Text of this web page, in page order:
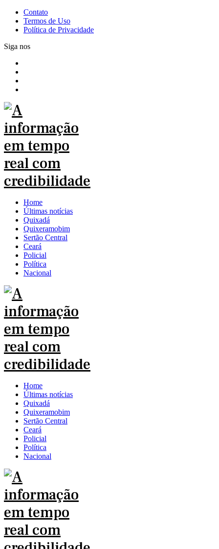
Contato
Termos de Uso
Política de Privacidade
Siga nos
Home
Últimas notícias
Quixadá
Quixeramobim
Sertão Central
Ceará
Policial
Política
Nacional
Home
Últimas notícias
Quixadá
Quixeramobim
Sertão Central
Ceará
Policial
Política
Nacional